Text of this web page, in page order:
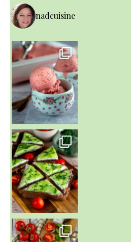
nadcuisine
~ NICE CREAM À LA FRAISE ~
Presque un mois que
~ SALADE DE PÂTES AUX DEUX TOMATES THON ET BURRA